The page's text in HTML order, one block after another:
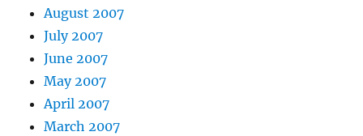
August 2007
July 2007
June 2007
May 2007
April 2007
March 2007